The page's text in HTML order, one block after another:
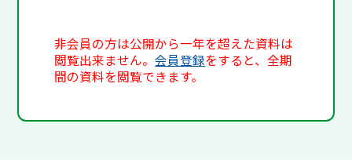
非会員の方は公開から一年を超えた資料は
閲覧出来ません。会員登録をすると、全期
間の資料を閲覧できます。